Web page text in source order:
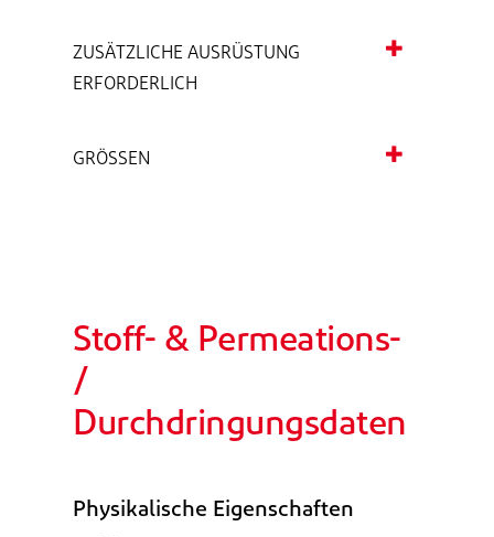
ZUSÄTZLICHE AUSRÜSTUNG
ERFORDERLICH
GRÖSSEN
Stoff- & Permeations-
/
Durchdringungsdaten
Physikalische Eigenschaften